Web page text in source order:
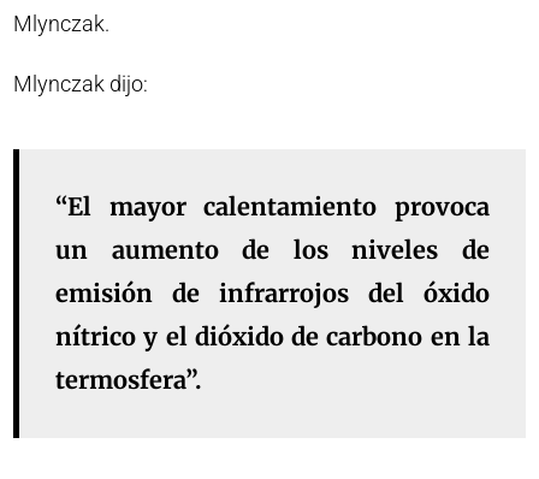
Mlynczak.
Mlynczak dijo:
“El mayor calentamiento provoca
un aumento de los niveles de
emisión de infrarrojos del óxido
nítrico y el dióxido de carbono en la
termosfera”.